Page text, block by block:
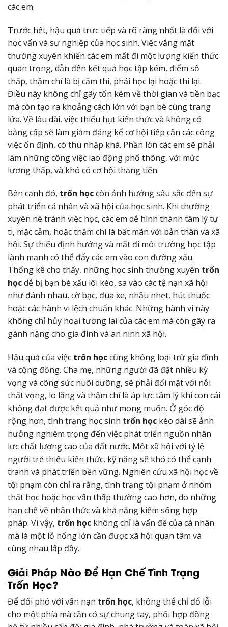
các em.
Trước hết, hậu quả trực tiếp và rõ ràng nhất là đối với
học vấn và sự nghiệp của học sinh. Việc vắng mặt
thường xuyên khiến các em mất đi một lượng kiến thức
quan trọng, dẫn đến kết quả học tập kém, điểm số
thấp, thậm chí là bị cấm thi, phải học lại hoặc thi lại.
Điều này không chỉ gây tốn kém về thời gian và tiền bạc
mà còn tạo ra khoảng cách lớn với bạn bè cùng trang
lứa. Về lâu dài, việc thiếu hụt kiến thức và không có
bằng cấp sẽ làm giảm đáng kể cơ hội tiếp cận các công
việc ổn định, có thu nhập khá. Phần lớn các em sẽ phải
làm những công việc lao động phổ thông, với mức
lương thấp, và khó có cơ hội thăng tiến.
Bên cạnh đó, trốn họccòn ảnh hưởng sâu sắc đến sự
phát triển cá nhân và xã hội của học sinh. Khi thường
xuyên né tránh việc học, các em dễ hình thành tâm lý tự
ti, mặc cảm, hoặc thậm chí là bất mãn với bản thân và xã
hội. Sự thiếu định hướng và mất đi môi trường học tập
lành mạnh có thể đẩy các em vào con đường xấu.
Thống kê cho thấy, những học sinh thường xuyên trốn
họcdễ bị bạn bè xấu lôi kéo, sa vào các tệ nạn xã hội
như đánh nhau, cờ bạc, đua xe, nhậu nhẹt, hút thuốc
hoặc các hành vi lệch chuẩn khác. Những hành vi này
không chỉ hủy hoại tương lai của các em mà còn gây ra
gánh nặng cho gia đình và an ninh xã hội.
Hậu quả của việc trốn họccũng không loại trừ gia đình
và cộng đồng. Cha mẹ, những người đã đặt nhiều kỳ
vọng và công sức nuôi dưỡng, sẽ phải đối mặt với nỗi
thất vọng, lo lắng và thậm chí là áp lực tâm lý khi con cái
không đạt được kết quả như mong muốn. Ở góc độ
rộng hơn, tình trạng học sinh trốn học kéo dài sẽ ảnh
hưởng nghiêm trọng đến việc phát triển nguồn nhân
lực chất lượng cao của đất nước. Một xã hội với tỷ lệ
người trẻ thiếu kiến thức, kỹ năng sẽ khó có thể cạnh
tranh và phát triển bền vững. Nghiên cứu xã hội học về
tội phạm còn chỉ ra rằng, tình trạng tội phạm ở nhóm
thất học hoặc học vấn thấp thường cao hơn, do những
hạn chế về nhận thức và khả năng kiếm sống hợp
pháp. Vì vậy, trốn học không chỉ là vấn đề của cá nhân
mà là một lỗ hổng lớn cần được xã hội quan tâm và
cùng nhau lấp đầy.
Giải Pháp Nào Để Hạn Chế Tình Trạng
Trốn Học?
Để đối phó với vấn nạn trốn học, không thể chỉ đổ lỗi
cho một phía mà cần có sự chung tay, phối hợp đồng